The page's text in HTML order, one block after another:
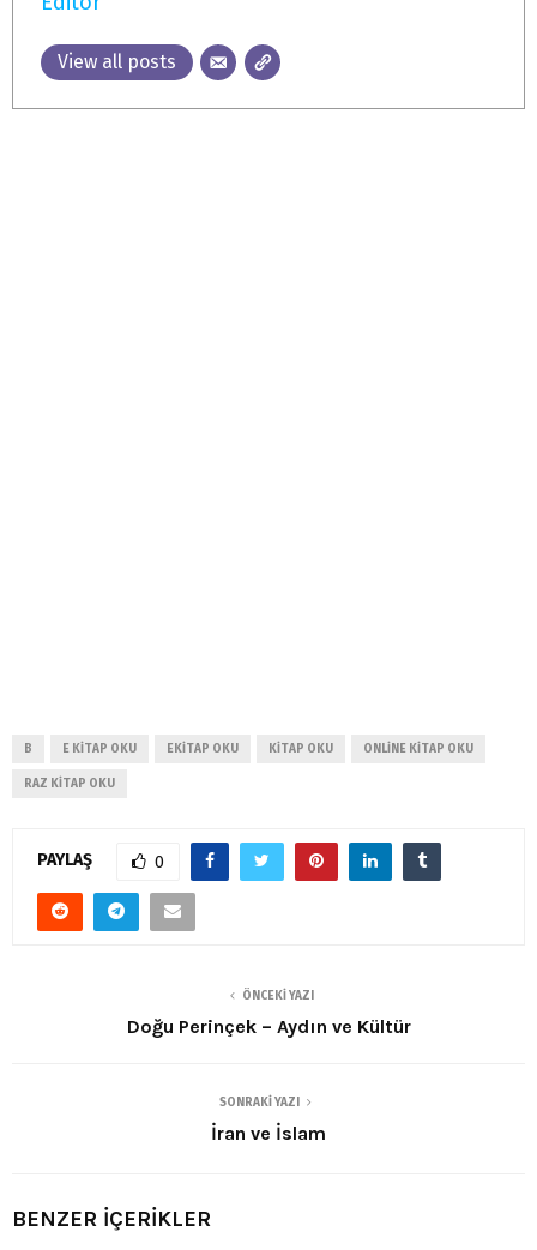
View all posts
B E KITAP OKU EKITAP OKU KITAP OKU ONLINE KITAP OKU
RAZ KITAP OKU
PAYLAŞ 0
ÖNCEKI YAZI
Doğu Perinçek – Aydın ve Kültür
SONRAKI YAZI
İran ve İslam
BENZER İÇERİKLER